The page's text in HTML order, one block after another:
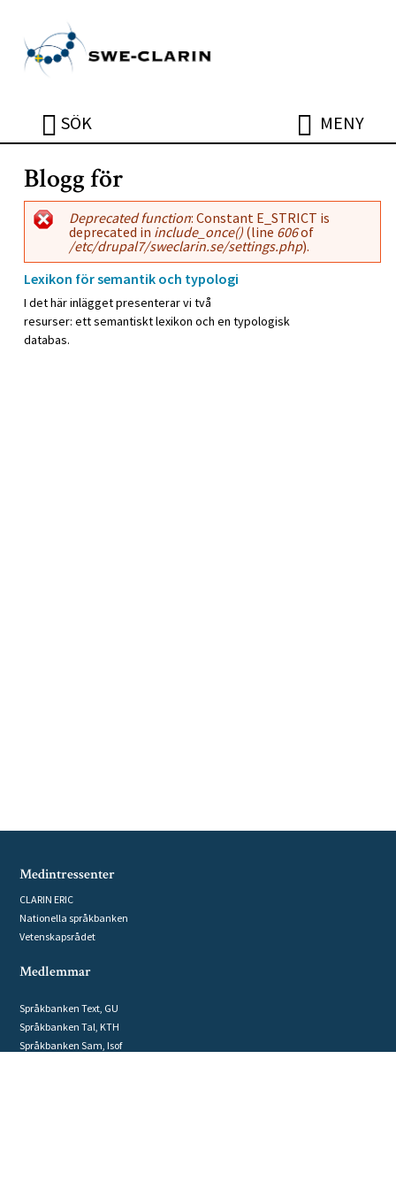
ÖPPNA
SÖK ÖPPNA
MENY
Blogg för
Felmeddelande
Deprecated function: Constant E_STRICT is
deprecated in include_once() (line 606of
/etc/drupal7/sweclarin.se/settings.php).
Lexikon för semantik och typologi
I det här inlägget presenterar vi två
resurser: ett semantiskt lexikon och en typologisk
databas.
Medintressenter
CLARIN ERIC
Nationella språkbanken
Vetenskapsrådet
Medlemmar
Språkbanken Text, GU
Språkbanken Tal, KTH
Språkbanken Sam, Isof